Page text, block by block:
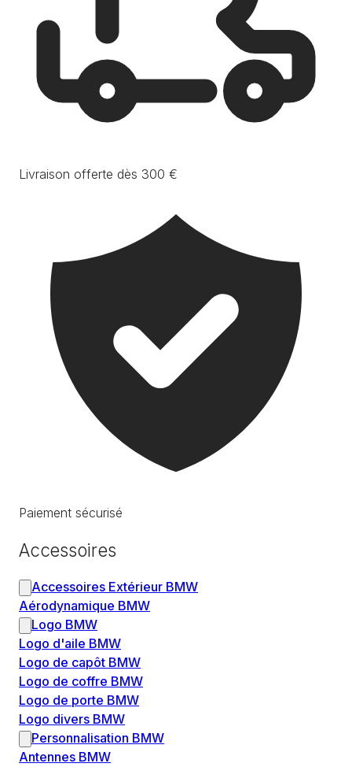
Livraison offerte dès 300 €
Paiement sécurisé
Accessoires
Accessoires Extérieur BMW
Aérodynamique BMW
Logo BMW
Logo d'aile BMW
Logo de capôt BMW
Logo de coffre BMW
Logo de porte BMW
Logo divers BMW
Personnalisation BMW
Antennes BMW